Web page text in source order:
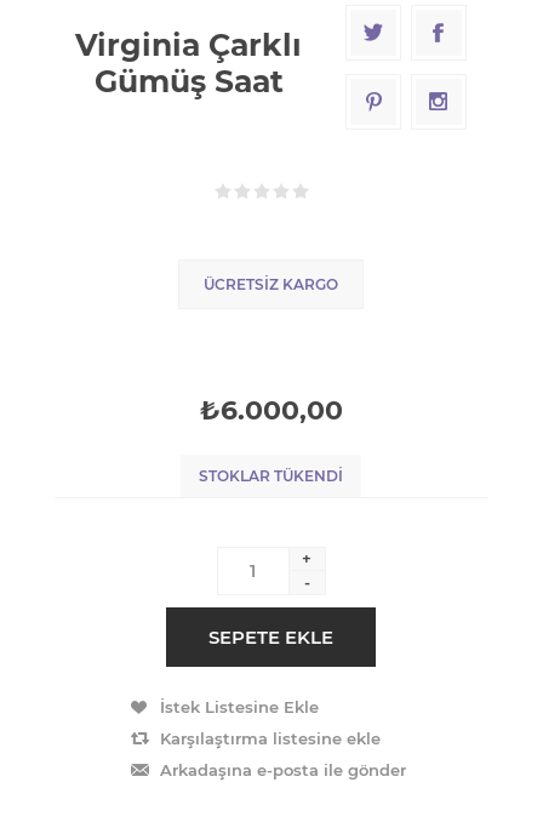
Virginia Çarklı
Gümüş Saat
ÜCRETSIZ KARGO
₺6.000,00
STOKLAR TÜKENDI
+
-